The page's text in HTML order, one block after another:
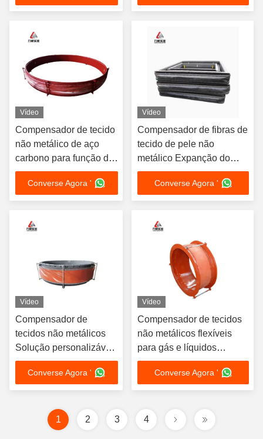
Vídeo
Compensador de tecido
não metálico de aço
carbono para função de
expansão térmica e
contração de
compensação de
Converse Agora '
Vídeo
Compensador de fibras de
tecido de pele não
metálico Expanção do
ducto de ar articulação
conexão macia
Dessulfuração remoção
Converse Agora '
Vídeo
Compensador de
tecidos não metálicos
Solução personalizável
e duradoura para as
indústrias química e
petroquímica
Converse Agora '
Vídeo
Compensador de tecidos
não metálicos flexíveis
para gás e líquidos
industriais
Converse Agora '
1 2 3 4